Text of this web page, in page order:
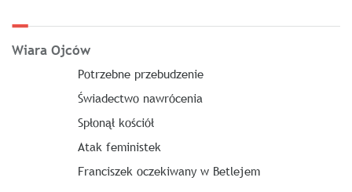
Wiara Ojców
Potrzebne przebudzenie
Świadectwo nawrócenia
Spłonął kościół
Atak feministek
Franciszek oczekiwany w Betlejem